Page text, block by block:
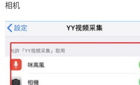
相机